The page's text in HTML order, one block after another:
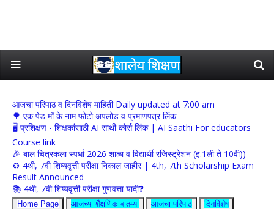
आजचा परिपाठ व दिनविशेष माहिती Daily updated at 7:00 am
🌳 एक पेड मॉ के नाम फोटो अपलोड व प्रमाणपत्र लिंक
🖥 प्रशिक्षण - शिक्षकांसाठी AI साथी कोर्स लिंक | AI Saathi For educators
Course link
🎉 बाल चित्रकला स्पर्धा 2026 शाळा व विद्यार्थी रजिस्ट्रेशन (इ.1ली ते 10वी))
♻️ 4थी, 7वी शिष्यवृत्ती परीक्षा निकाल जाहीर | 4th, 7th Scholarship Exam
Result Announced
📚 4थी, 7वी शिष्यवृत्ती परीक्षा गुणवत्ता यादी❓
Home Page आजच्या शैक्षणिक बातम्या आजचा परिपाठ
दिनविशेष